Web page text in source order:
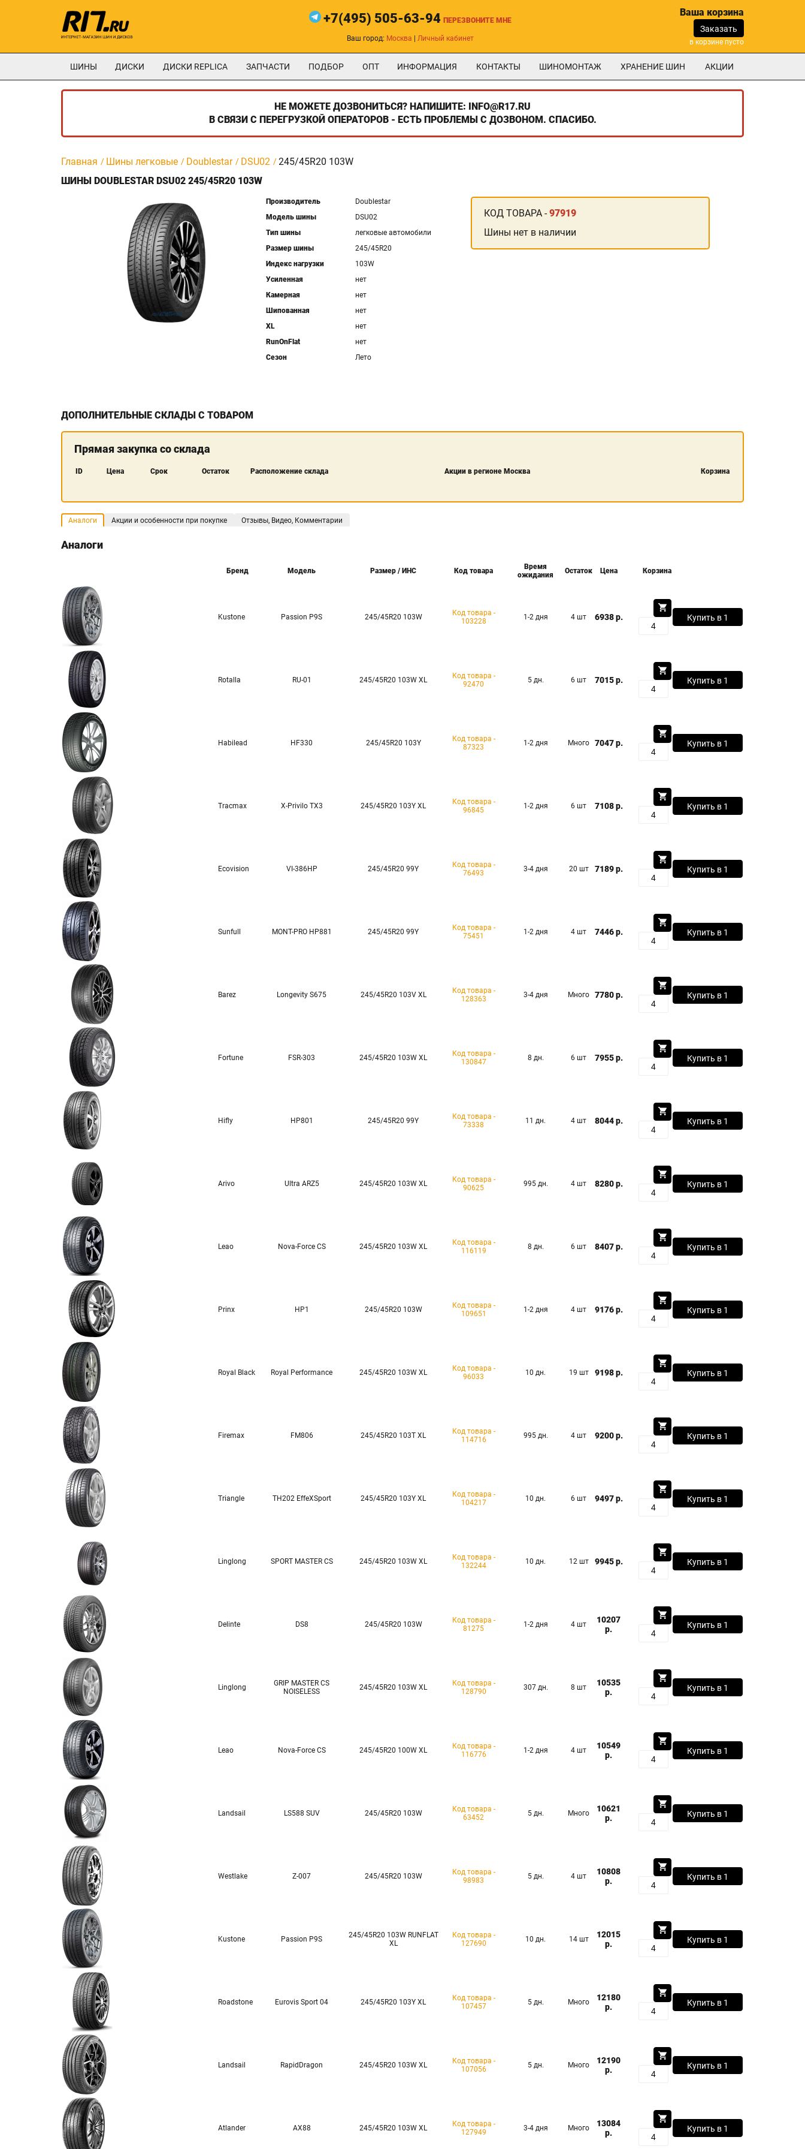
+7(495) 505-63-94 ПЕРЕЗВОНИТЕ МНЕ
Ваш город: Москва Личный кабинет
Ваша корзина
Заказать
в корзине пусто
ШИНЫ ДИСКИ ДИСКИ REPLICA ЗАПЧАСТИ ПОДБОР ОПТ ИНФОРМАЦИЯ КОНТАКТЫ ШИНОМОНТАЖ ХРАНЕНИЕ ШИН АКЦИИ
НЕ МОЖЕТЕ ДОЗВОНИТЬСЯ? НАПИШИТЕ: INFO@R17.RU
В СВЯЗИ С ПЕРЕГРУЗКОЙ ОПЕРАТОРОВ - ЕСТЬ ПРОБЛЕМЫ С ДОЗВОНОМ. СПАСИБО.
Главная Шины легковые Doublestar DSU02
245/45R20 103W
ШИНЫ DOUBLESTAR DSU02 245/45R20 103W
Производитель
Doublestar
Модель шины
DSU02
Тип шины
легковые автомобили
Размер шины
245/45R20
Индекс нагрузки
103W
Усиленная
нет
Камерная
нет
Шипованная
нет
XL
нет
RunOnFlat
нет
Сезон
Лето
КОД ТОВАРА -97919
Шины нет в наличии
ДОПОЛНИТЕЛЬНЫЕ СКЛАДЫ С ТОВАРОМ
Прямая закупка со склада
ID Цена Срок Остаток Расположение склада Акции в регионе Москва Корзина
Аналоги Акции и особенности при покупке Отзывы, Видео, Комментарии
Аналоги
Бренд Модель Размер / ИНС Код товара
Время
ожидания
Остаток Цена Корзина
Kustone Passion P9S 245/45R20 103W
Код товара -
103228
1-2 дня 4 шт 6938 р.
Купить в 1
Rotalla RU-01 245/45R20 103W XL
Код товара -
92470
5 дн. 6 шт 7015 р.
Купить в 1
Habilead HF330 245/45R20 103Y
Код товара -
87323
1-2 дня Много 7047 р.
Купить в 1
Tracmax X-Privilo TX3 245/45R20 103Y XL
Код товара -
96845
1-2 дня 6 шт 7108 р.
Купить в 1
Ecovision VI-386HP 245/45R20 99Y
Код товара -
76493
3-4 дня 20 шт 7189 р.
Купить в 1
Sunfull MONT-PRO HP881 245/45R20 99Y
Код товара -
75451
1-2 дня 4 шт 7446 р.
Купить в 1
Barez Longevity S675 245/45R20 103V XL
Код товара -
128363
3-4 дня Много 7780 р.
Купить в 1
Fortune FSR-303 245/45R20 103W XL
Код товара -
130847
8 дн. 6 шт 7955 р.
Купить в 1
Hifly HP801 245/45R20 99Y
Код товара -
73338
11 дн. 4 шт 8044 р.
Купить в 1
Arivo Ultra ARZ5 245/45R20 103W XL
Код товара -
90625
995 дн. 4 шт 8280 р.
Купить в 1
Leao Nova-Force CS 245/45R20 103W XL
Код товара -
116119
8 дн. 6 шт 8407 р.
Купить в 1
Prinx HP1 245/45R20 103W
Код товара -
109651
1-2 дня 4 шт 9176 р.
Купить в 1
Royal Black Royal Performance 245/45R20 103W XL
Код товара -
96033
10 дн. 19 шт 9198 р.
Купить в 1
Firemax FM806 245/45R20 103T XL
Код товара -
114716
995 дн. 4 шт 9200 р.
Купить в 1
Triangle TH202 EffeXSport 245/45R20 103Y XL
Код товара -
104217
10 дн. 6 шт 9497 р.
Купить в 1
Linglong SPORT MASTER CS 245/45R20 103W XL
Код товара -
132244
10 дн. 12 шт 9945 р.
Купить в 1
Delinte DS8 245/45R20 103W
Код товара -
81275
1-2 дня 4 шт
10207
р.
Купить в 1
Linglong
GRIP MASTER CS
NOISELESS
245/45R20 103W XL
Код товара -
128790
307 дн. 8 шт
10535
р.
Купить в 1
Leao Nova-Force CS 245/45R20 100W XL
Код товара -
116776
1-2 дня 4 шт
10549
р.
Купить в 1
Landsail LS588 SUV 245/45R20 103W
Код товара -
63452
5 дн. Много
10621
р.
Купить в 1
Westlake Z-007 245/45R20 103W
Код товара -
98983
5 дн. 4 шт
10808
р.
Купить в 1
Kustone Passion P9S
245/45R20 103W RUNFLAT
XL
Код товара -
127690
10 дн. 14 шт
12015
р.
Купить в 1
Roadstone Eurovis Sport 04 245/45R20 103Y XL
Код товара -
107457
5 дн. Много
12180
р.
Купить в 1
Landsail RapidDragon 245/45R20 103W XL
Код товара -
107056
5 дн. Много
12190
р.
Купить в 1
Atlander AX88 245/45R20 103W XL
Код товара -
127949
3-4 дня Много
13084
р.
Купить в 1